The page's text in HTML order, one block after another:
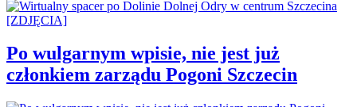
Po wulgarnym wpisie, nie jest już
członkiem zarządu Pogoni Szczecin